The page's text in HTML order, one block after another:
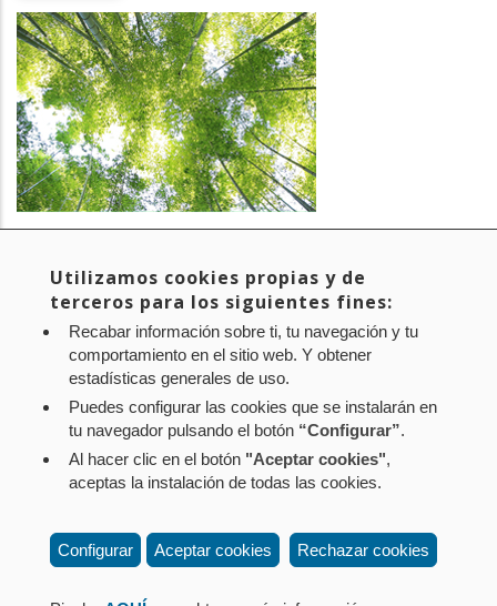
Navarra
EMPRESA:CPEN
SECTOR:Medio ambiente
Aviso legal Política de privacidad
Política de cookies
Contacto: Paseo de Sarasate nº 38, 2º Dcha - 31001
Pamplona (Navarra) Tel.: 848 42 08 72
Utilizamos cookies propias y de
terceros para los siguientes fines:
Recabar información sobre ti, tu navegación y tu
comportamiento en el sitio web. Y obtener
estadísticas generales de uso.
Puedes configurar las cookies que se instalarán en
tu navegador pulsando el botón “Configurar”.
Al hacer clic en el botón "Aceptar cookies",
aceptas la instalación de todas las cookies.
Configurar Aceptar cookies Rechazar cookies